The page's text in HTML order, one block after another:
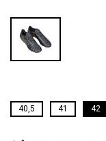
40,5 41 42